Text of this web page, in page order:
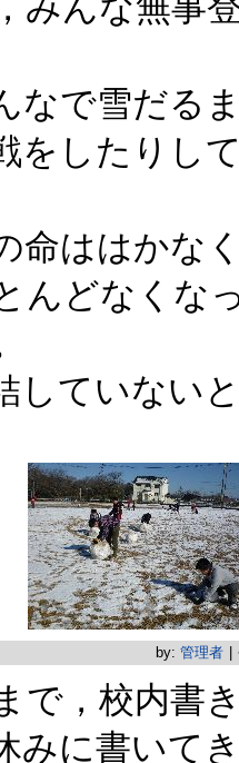
なで雪だる
をしたりし
命ははかな
んどなくな
していない
by: 管理者
で，校内書
みに書いて